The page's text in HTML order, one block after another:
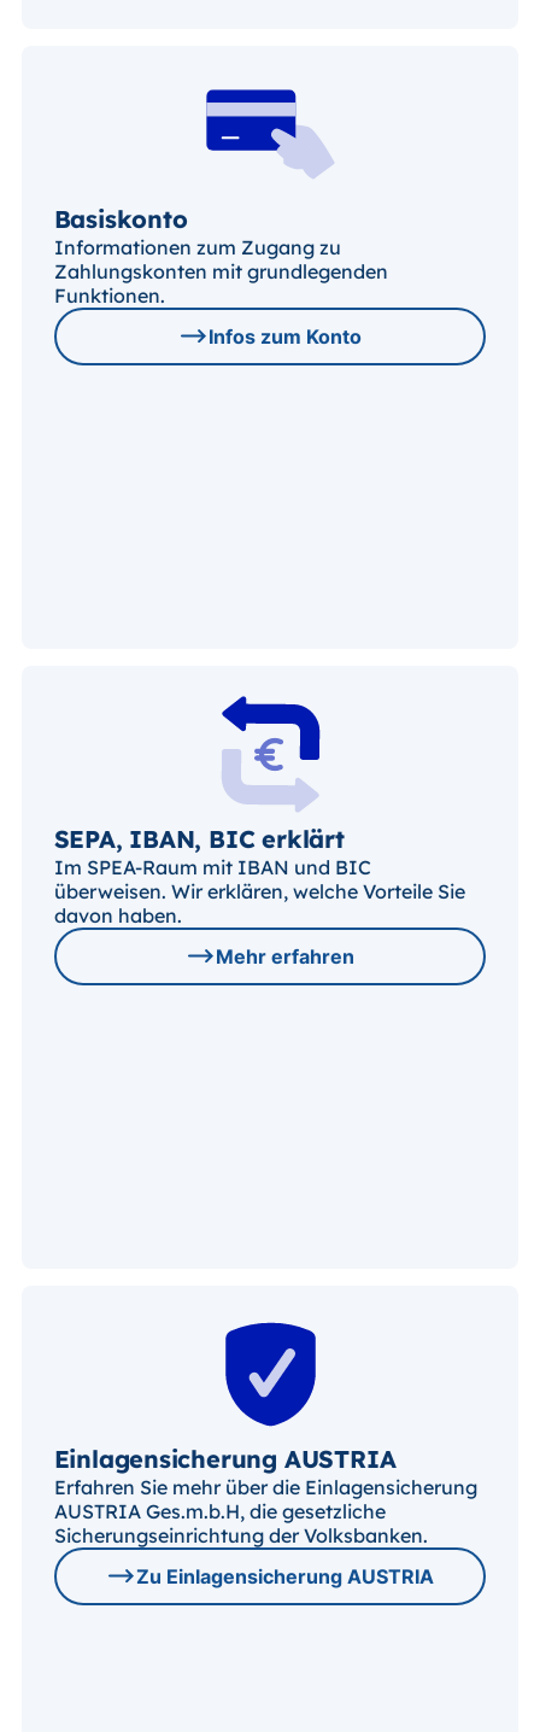
Basiskonto
Informationen zum Zugang zu
Zahlungskonten mit grundlegenden
Funktionen.
Infos zum Konto
SEPA, IBAN, BIC erklärt
Im SPEA-Raum mit IBAN und BIC
überweisen. Wir erklären, welche Vorteile Sie
davon haben.
Mehr erfahren
Einlagensicherung AUSTRIA
Erfahren Sie mehr über die Einlagensicherung
AUSTRIA Ges.m.b.H, die gesetzliche
Sicherungseinrichtung der Volksbanken.
Zu Einlagensicherung AUSTRIA